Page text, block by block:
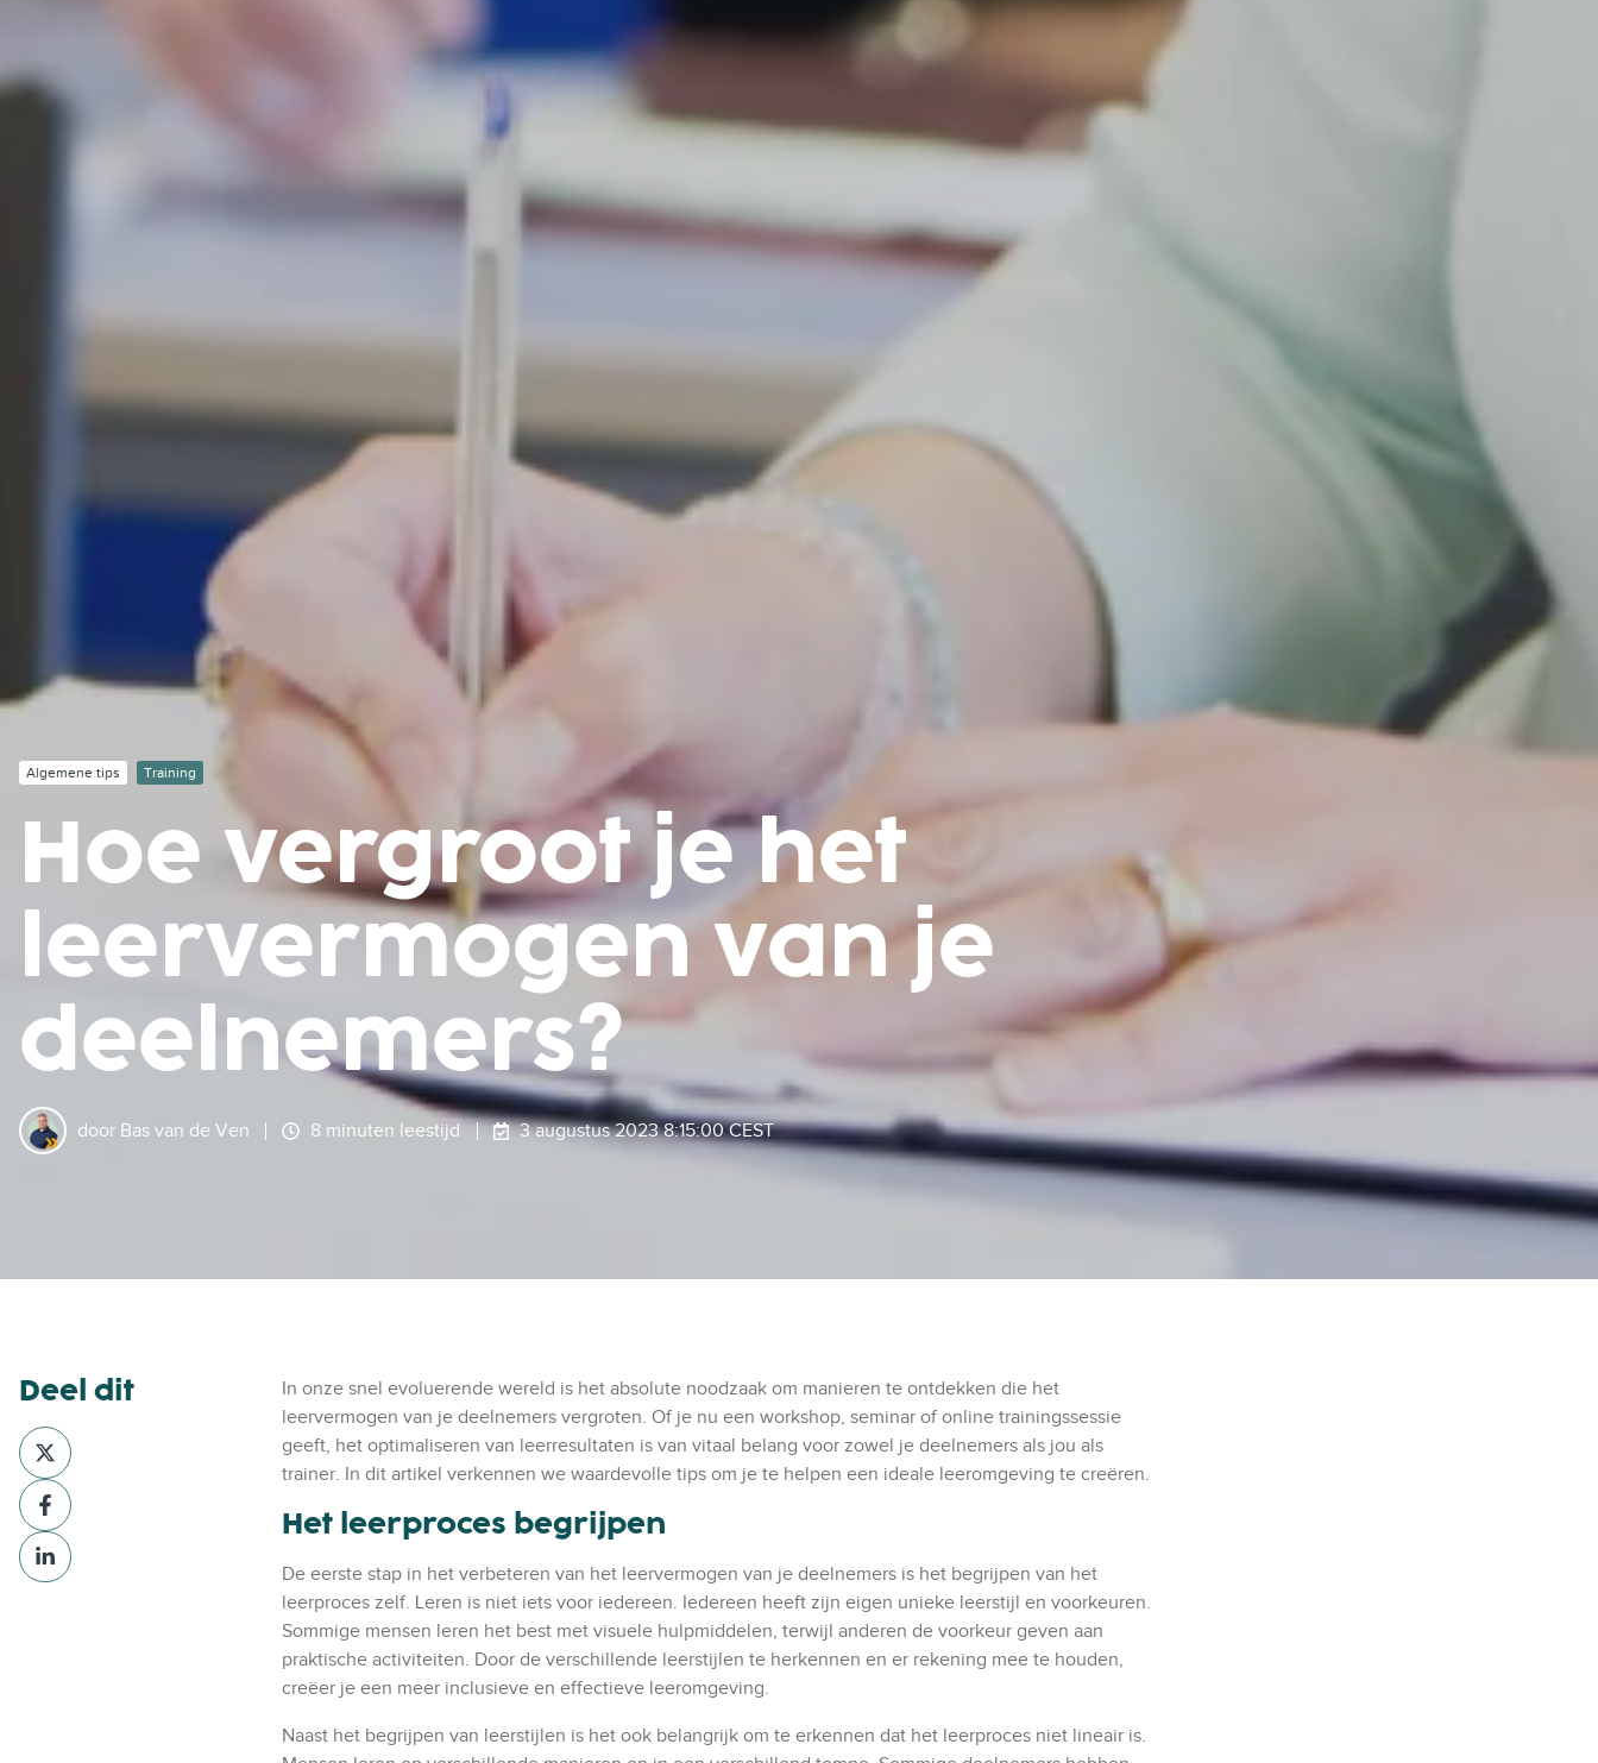
Algemene tips Training
Hoe vergroot je het
leervermogen van je
deelnemers?
door Bas van de Ven 8 minuten leestijd 3 augustus 2023 8:15:00 CEST
In onze snel evoluerende wereld is het absolute noodzaak om manieren te ontdekken die het
leervermogen van je deelnemers vergroten. Of je nu een workshop, seminar of online trainingssessie
geeft, het optimaliseren van leerresultaten is van vitaal belang voor zowel je deelnemers als jou als
trainer. In dit artikel verkennen we waardevolle tips om je te helpen een ideale leeromgeving te creëren.
Het leerproces begrijpen
De eerste stap in het verbeteren van het leervermogen van je deelnemers is het begrijpen van het
leerproces zelf. Leren is niet iets voor iedereen. Iedereen heeft zijn eigen unieke leerstijl en voorkeuren.
Sommige mensen leren het best met visuele hulpmiddelen, terwijl anderen de voorkeur geven aan
praktische activiteiten. Door de verschillende leerstijlen te herkennen en er rekening mee te houden,
creëer je een meer inclusieve en effectieve leeromgeving.
Naast het begrijpen van leerstijlen is het ook belangrijk om te erkennen dat het leerproces niet lineair is.
Deel dit
D
e
e
l
v
D
e
e
l
D
e